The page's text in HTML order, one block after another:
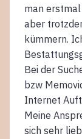
man erstmal
aber
kümmern.
Bei der
bzw
Internet
Meine
sich sehr